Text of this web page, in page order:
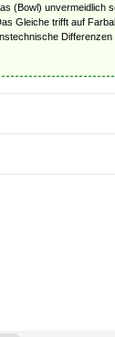
(Bowl) unvermeidlich
Gleiche trifft auf